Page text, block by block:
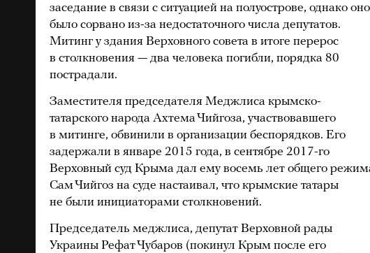
заседание в связи с ситуацией на полуострове, однако оно
было сорвано из-за недостаточного числа депутатов.
Митинг у здания Верховного совета в итоге перерос
в столкновения — два человека погибли, порядка 80
пострадали.
Заместителя председателя Меджлиса крымско-
татарского народа Ахтема Чийгоза, участвовавшего
в митинге, обвинили в организации беспорядков. Его
задержали в январе 2015 года, в сентябре 2017-го
Верховный суд Крыма дал ему восемь лет общего
Сам Чийгоз на суде настаивал, что крымские татары
не были инициаторами столкновений.
Председатель меджлиса, депутат Верховной рады
Украины Рефат Чубаров (покинул Крым после его